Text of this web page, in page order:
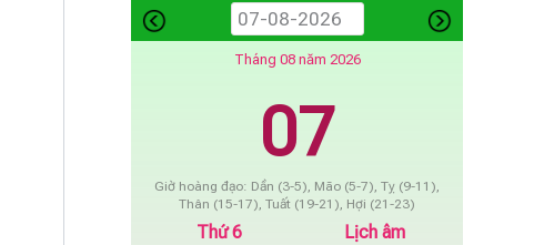
Tháng 08 năm 2026
07
Giờ hoàng đạo: Dần (3-5), Mão (5-7), Tỵ (9-11),
Thân (15-17), Tuất (19-21), Hợi (21-23)
Thứ 6 Lịch âm